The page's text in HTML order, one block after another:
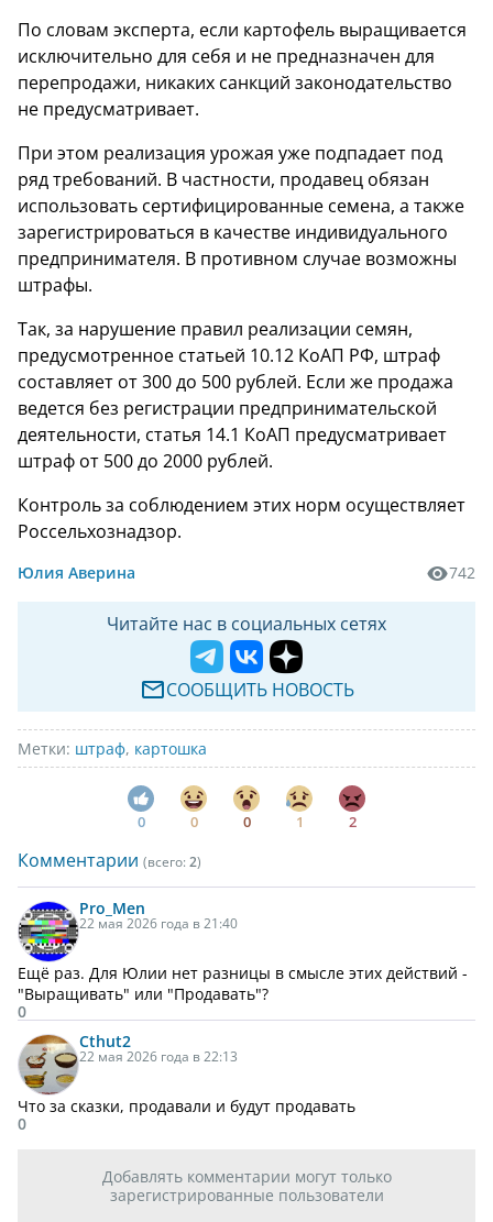
По словам эксперта, если картофель выращивается
исключительно для себя и не предназначен для
перепродажи, никаких санкций законодательство
не предусматривает.
При этом реализация урожая уже подпадает под
ряд требований. В частности, продавец обязан
использовать сертифицированные семена, а также
зарегистрироваться в качестве индивидуального
предпринимателя. В противном случае возможны
штрафы.
Так, за нарушение правил реализации семян,
предусмотренное статьей 10.12 КоАП РФ, штраф
составляет от 300 до 500 рублей. Если же продажа
ведется без регистрации предпринимательской
деятельности, статья 14.1 КоАП предусматривает
штраф от 500 до 2000 рублей.
Контроль за соблюдением этих норм осуществляет
Россельхознадзор.
Юлия Аверина 742
Читайте нас в социальных сетях
СООБЩИТЬ НОВОСТЬ
Метки: штраф, картошка
0 0 0 1 2
Комментарии (всего: 2)
Pro_Men
22 мая 2026 года в 21:40
Ещё раз. Для Юлии нет разницы в смысле этих действий -
"Выращивать" или "Продавать"?
0
Cthut2
22 мая 2026 года в 22:13
Что за сказки, продавали и будут продавать
0
Добавлять комментарии могут только
зарегистрированные пользователи